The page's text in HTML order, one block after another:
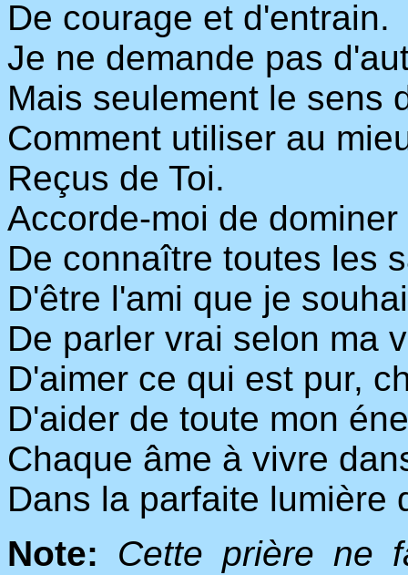
De courage et d'entrain.
Je ne demande pas
Mais seulement le sens
Comment utiliser au
Reçus de Toi.
Accorde-moi de
De connaître toutes les
D'être l'ami que je
De parler vrai selon ma
D'aimer ce qui est pur,
D'aider de toute mon
Chaque âme à vivre
Dans la parfaite lumière
Note:
Cette prière ne